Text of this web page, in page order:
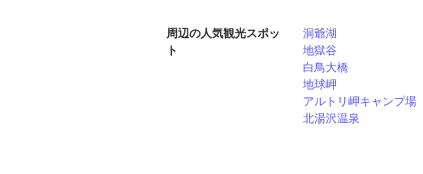
周辺の人気観光スポッ
ト
洞爺湖
地獄谷
白鳥大橋
地球岬
アルトリ岬キャンプ場
北湯沢温泉